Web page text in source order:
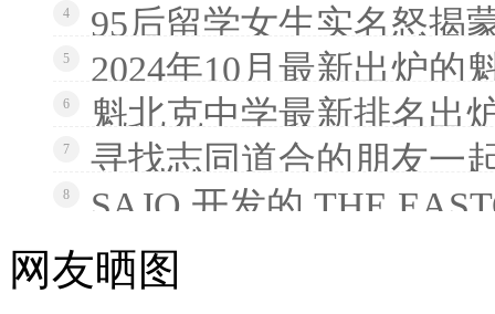
4 95后留学女生实名怒揭
5 2024年10月最新出炉的
6 魁北克中学最新排名出
7 寻找志同道合的朋友一
8 SAJO 开发的 THE
网友晒图